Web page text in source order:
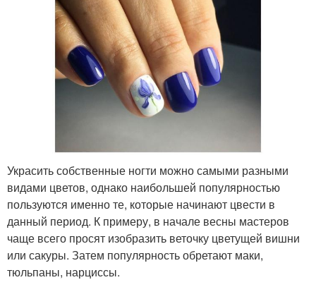
Украсить собственные ногти можно самыми разными
видами цветов, однако наибольшей популярностью
пользуются именно те, которые начинают цвести в
данный период. К примеру, в начале весны мастеров
чаще всего просят изобразить веточку цветущей вишни
или сакуры. Затем популярность обретают маки,
тюльпаны, нарциссы.